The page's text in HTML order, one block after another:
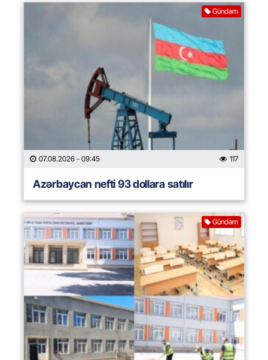
Gündəm
07.08.2026 - 09:45 117
Azərbaycan nefti 93 dollara satılır
Gündəm